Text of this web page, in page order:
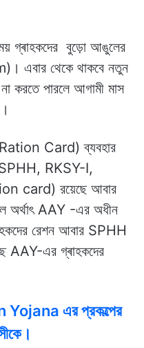
গ্ৰাহকদের বুড়ো আঙুলের
এবার থেকে থাকবে নতুন
করতে পারলে আগামী মাস
Card) ব্যবহার
RKSY-I,
card) রয়েছে আবার
অর্থাৎ AAY -এর অধীন
রেশন আবার SPHH
AAY-এর গ্ৰাহকদের
Yojana এর প্রকল্পের